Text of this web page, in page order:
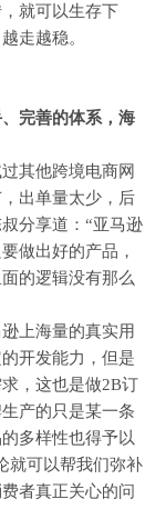
就可以生存下
走越稳。
完善的体系，海
其他跨境电商网
出单量太少，后
分享道： “亚马逊
做出好的产品，
的逻辑没有那么
上海量的真实用
开发能力，但是
，这也是做2B订
产的只是某一条
多样性也得予以
就可以帮我们弥补
者真正关心的问